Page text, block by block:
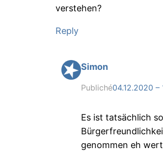
verstehen?
Reply
Simon
Publiché04.12.2020 –
Es ist tatsächlich
genommen eh